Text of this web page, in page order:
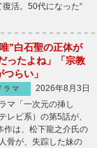
活。50代になった“
”白石聖の正体が
ったよね」「宗教
らい」
ラマ
2026年8月3日
マ「一次元の挿し
レビ系）の第5話が、
は、松下龍之介氏の
骨が、失踪した妹の